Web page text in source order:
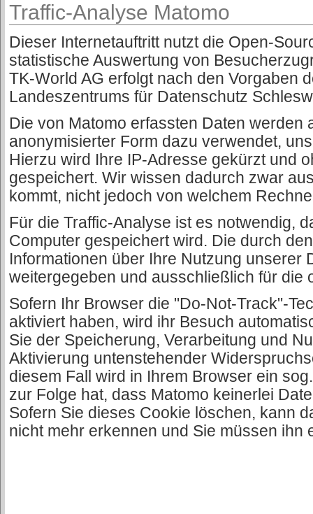
Traffic-Analyse Matomo
Dieser Internetauftritt nutzt die Open-
statistische Auswertung von
TK-World AG erfolgt nach den Vorgaben
Landeszentrums für Datenschutz
Die von Matomo erfassten Daten werden
anonymisierter Form dazu verwendet,
Hierzu wird Ihre IP-Adresse gekürzt und
gespeichert. Wir wissen dadurch zwar
kommt, nicht jedoch von welchem
Für die Traffic-Analyse ist es notwendig,
Computer gespeichert wird. Die durch
Informationen über Ihre Nutzung unserer
weitergegeben und ausschließlich für die
Sofern Ihr Browser die "Do-Not-Track"-
aktiviert haben, wird ihr Besuch
Sie der Speicherung, Verarbeitung und
Aktivierung untenstehender
diesem Fall wird in Ihrem Browser ein
zur Folge hat, dass Matomo keinerlei
Sofern Sie dieses Cookie löschen, kann
nicht mehr erkennen und Sie müssen ihn